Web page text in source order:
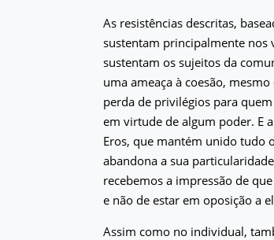
As resistências descritas,
sustentam principalmente nos
sustentam os sujeitos da
uma ameaça à coesão,
perda de privilégios para
em virtude de algum poder. E
Eros, que mantém unido tudo
abandona a sua
recebemos a impressão de
e não de estar em oposição a
Assim como no individual,